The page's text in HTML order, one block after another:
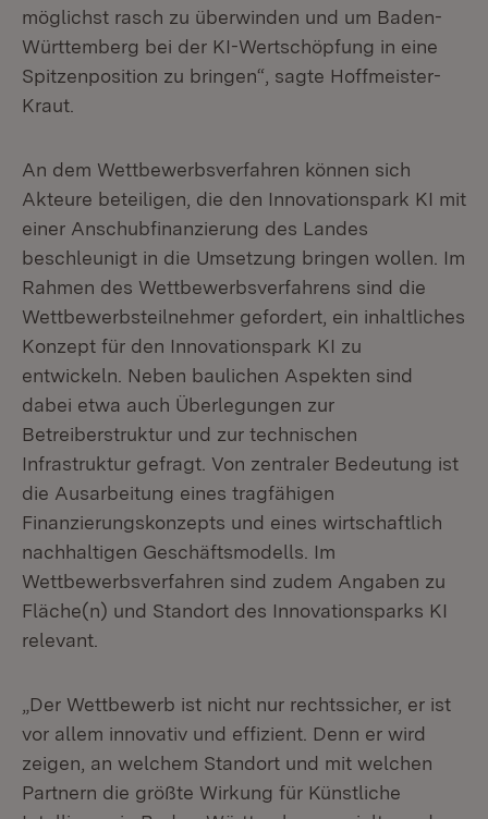
möglichst rasch zu überwinden und um Baden-
Württemberg bei der KI-Wertschöpfung in eine
Spitzenposition zu bringen“, sagte Hoffmeister-
Kraut.
An dem Wettbewerbsverfahren können sich
Akteure beteiligen, die den Innovationspark KI mit
einer Anschubfinanzierung des Landes
beschleunigt in die Umsetzung bringen wollen. Im
Rahmen des Wettbewerbsverfahrens sind die
Wettbewerbsteilnehmer gefordert, ein inhaltliches
Konzept für den Innovationspark KI zu
entwickeln. Neben baulichen Aspekten sind
dabei etwa auch Überlegungen zur
Betreiberstruktur und zur technischen
Infrastruktur gefragt. Von zentraler Bedeutung ist
die Ausarbeitung eines tragfähigen
Finanzierungskonzepts und eines wirtschaftlich
nachhaltigen Geschäftsmodells. Im
Wettbewerbsverfahren sind zudem Angaben zu
Fläche(n) und Standort des Innovationsparks KI
relevant.
„Der Wettbewerb ist nicht nur rechtssicher, er ist
vor allem innovativ und effizient. Denn er wird
zeigen, an welchem Standort und mit welchen
Partnern die größte Wirkung für Künstliche